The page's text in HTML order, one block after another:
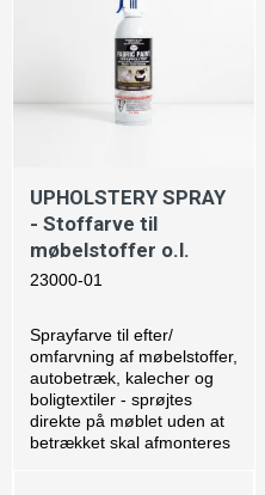
UPHOLSTERY SPRAY
- Stoffarve til
møbelstoffer o.l.
23000-01
Sprayfarve til efter/
omfarvning af møbelstoffer,
autobetræk, kalecher og
boligtextiler - sprøjtes
direkte på møblet uden at
betrækket skal afmonteres